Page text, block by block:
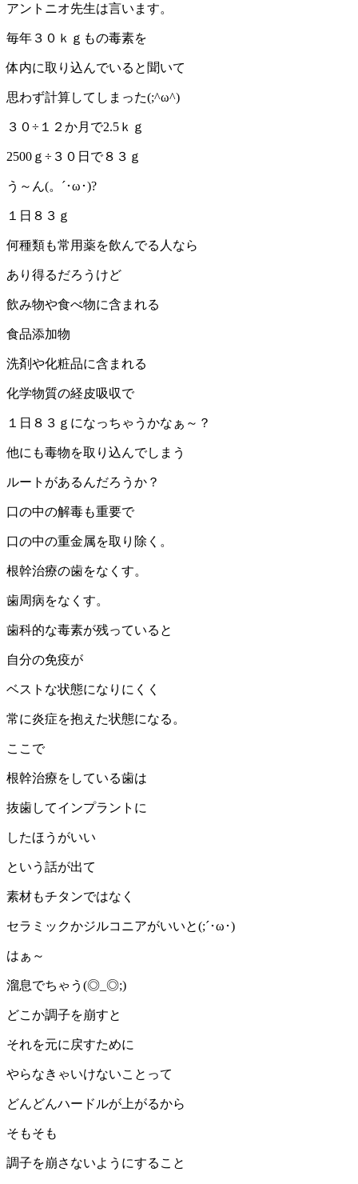
アントニオ先生は言います。
毎年３０ｋｇもの毒素を
体内に取り込んでいると聞いて
思わず計算してしまった(;^ω^)
３０÷１２か月で2.5ｋｇ
2500ｇ÷３０日で８３ｇ
う～ん(。´･ω･)?
１日８３ｇ
何種類も常用薬を飲んでる人なら
あり得るだろうけど
飲み物や食べ物に含まれる
食品添加物
洗剤や化粧品に含まれる
化学物質の経皮吸収で
１日８３ｇになっちゃうかなぁ～？
他にも毒物を取り込んでしまう
ルートがあるんだろうか？
口の中の解毒も重要で
口の中の重金属を取り除く。
根幹治療の歯をなくす。
歯周病をなくす。
歯科的な毒素が残っていると
自分の免疫が
ベストな状態になりにくく
常に炎症を抱えた状態になる。
ここで
根幹治療をしている歯は
抜歯してインプラントに
したほうがいい
という話が出て
素材もチタンではなく
セラミックかジルコニアがいいと(;´･ω･)
はぁ～
溜息でちゃう(◎_◎;)
どこか調子を崩すと
それを元に戻すために
やらなきゃいけないことって
どんどんハードルが上がるから
そもそも
調子を崩さないようにすること